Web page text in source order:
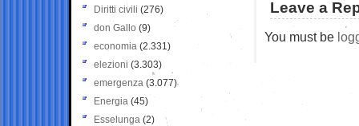
Leave a
You must be
Diritti civili (276)
don Gallo (9)
economia (2.331)
elezioni (3.303)
emergenza (3.077)
Energia (45)
Esselunga (2)